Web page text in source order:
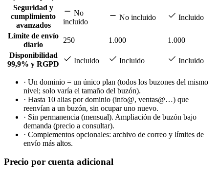
Seguridad y
cumplimiento
avanzados
No
incluido
No incluido Incluido
Límite de envío
diario
250 1.000
1.000
Disponibilidad
99,9% y RGPD
Incluido Incluido Incluido
· Un dominio = un único plan (todos los buzones del mismo
nivel; solo varía el tamaño del buzón).
· Hasta 10 alias por dominio (info@, ventas@…) que
reenvían a un buzón, sin ocupar uno nuevo.
· Sin permanencia (mensual). Ampliación de buzón bajo
demanda (precio a consultar).
· Complementos opcionales: archivo de correo y límites de
envío más altos.
Precio por cuenta adicional